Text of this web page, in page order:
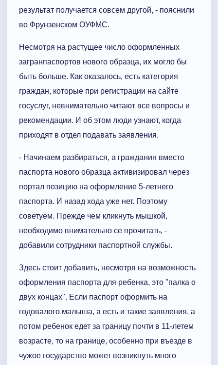
результат получается совсем другой, - пояснили
во Фрунзенском ОУФМС.
Несмотря на растущее число оформленных
загранпаспортов нового образца, их могло бы
быть больше. Как оказалось, есть категория
граждан, которые при регистрации на сайте
госуслуг, невнимательно читают все вопросы и
рекомендации. И об этом люди узнают, когда
приходят в отдел подавать заявления.
- Начинаем разбираться, а гражданин вместо
паспорта нового образца активизировал через
портал позицию на оформление 5-летнего
паспорта. И назад хода уже нет. Поэтому
советуем. Прежде чем кликнуть мышкой,
необходимо внимательно се прочитать, -
добавили сотрудники паспортной службы.
Здесь стоит добавить, несмотря на возможность
оформления паспорта для ребенка, это "палка о
двух концах". Если паспорт оформить на
годовалого малыша, а есть и такие заявления, а
потом ребенок едет за границу почти в 11-летем
возрасте, то на границе, особенно при въезде в
чужое государство может возникнуть много